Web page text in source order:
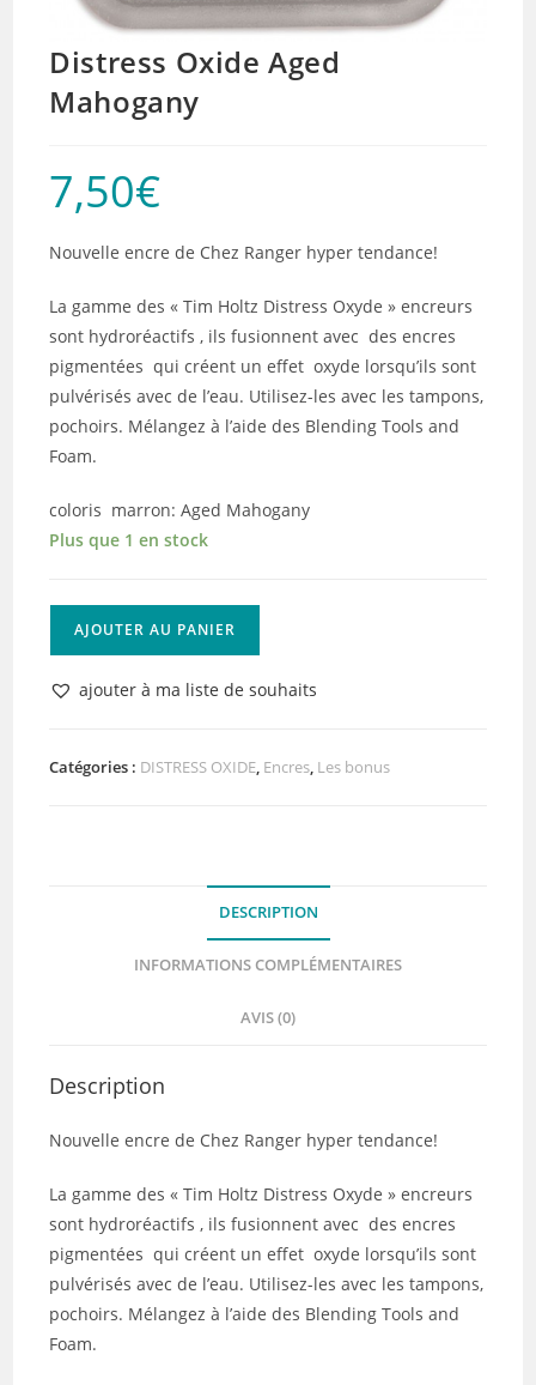
Distress Oxide Aged
Mahogany
7,50€
Nouvelle encre de Chez Ranger hyper tendance!
La gamme des « Tim Holtz Distress Oxyde » encreurs
sont hydroréactifs , ils fusionnent avec des encres
pigmentées qui créent un effet oxyde lorsqu’ils sont
pulvérisés avec de l’eau. Utilisez-les avec les tampons,
pochoirs. Mélangez à l’aide des Blending Tools and
Foam.
coloris marron: Aged Mahogany
Plus que 1 en stock
Distress
Oxide
Mahogany
AJOUTER AU PANIER
ajouter à ma liste de souhaits
Catégories : DISTRESS OXIDE, Encres, Les bonus
DESCRIPTION
INFORMATIONS COMPLÉMENTAIRES
AVIS (0)
Description
Nouvelle encre de Chez Ranger hyper tendance!
La gamme des « Tim Holtz Distress Oxyde » encreurs
sont hydroréactifs , ils fusionnent avec des encres
pigmentées qui créent un effet oxyde lorsqu’ils sont
pulvérisés avec de l’eau. Utilisez-les avec les tampons,
pochoirs. Mélangez à l’aide des Blending Tools and
Foam.